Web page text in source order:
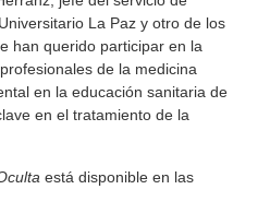
La Paz y otro de los
han querido participar en la
de la medicina
en la educación sanitaria de
en el tratamiento de la
está disponible en las